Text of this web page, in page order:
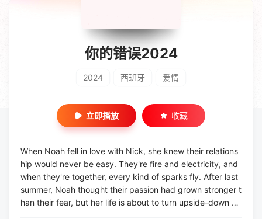
你的错误2024
2024 西班牙 爱情
立即播放 收藏
When Noah fell in love with Nick, she knew their relations
hip would never be easy. They're fire and electricity, and
when they're together, every kind of sparks fly. After last
summer, Noah thought their passion had grown stronger t
han their fear, but her life is about to turn upside-down ag